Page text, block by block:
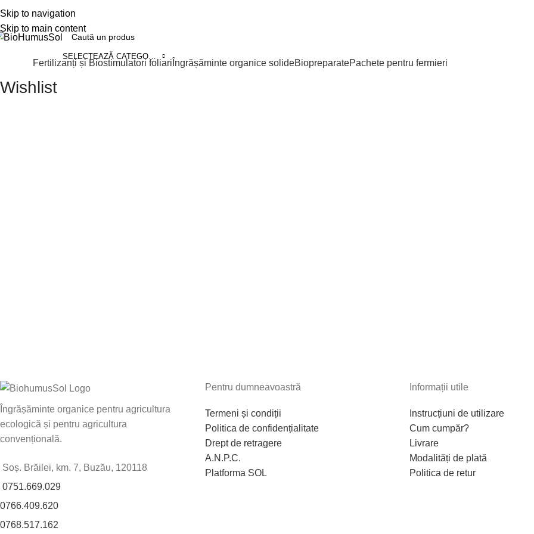
Skip to navigation
Skip to main content
BIO. TRĂIEȘTE SĂNĂTOS.
SELECTEAZĂ CATEGORIA
Fertilizanți și Biostimulatori foliari Îngrășăminte organice solideBiopreparatePachete pentru fermieri
Wishlist
Îngrășăminte organice pentru agricultura
ecologică și pentru agricultura
convențională.
Soș. Brăilei, km. 7, Buzău, 120118
0751.669.029
0766.409.620
0768.517.162
Pentru dumneavoastră
Termeni și condiții
Politica de confidențialitate
Drept de retragere
A.N.P.C.
Platforma SOL
Informații utile
Instrucțiuni de utilizare
Cum cumpăr?
Livrare
Modalități de plată
Politica de retur